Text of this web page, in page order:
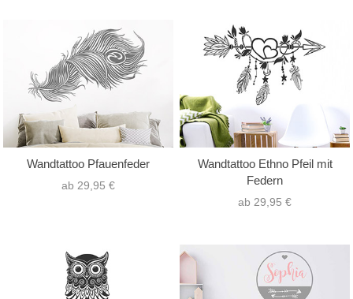
Wandtattoo Pfauenfeder
ab 29,95 €
Wandtattoo Ethno Pfeil mit
Federn
ab 29,95 €